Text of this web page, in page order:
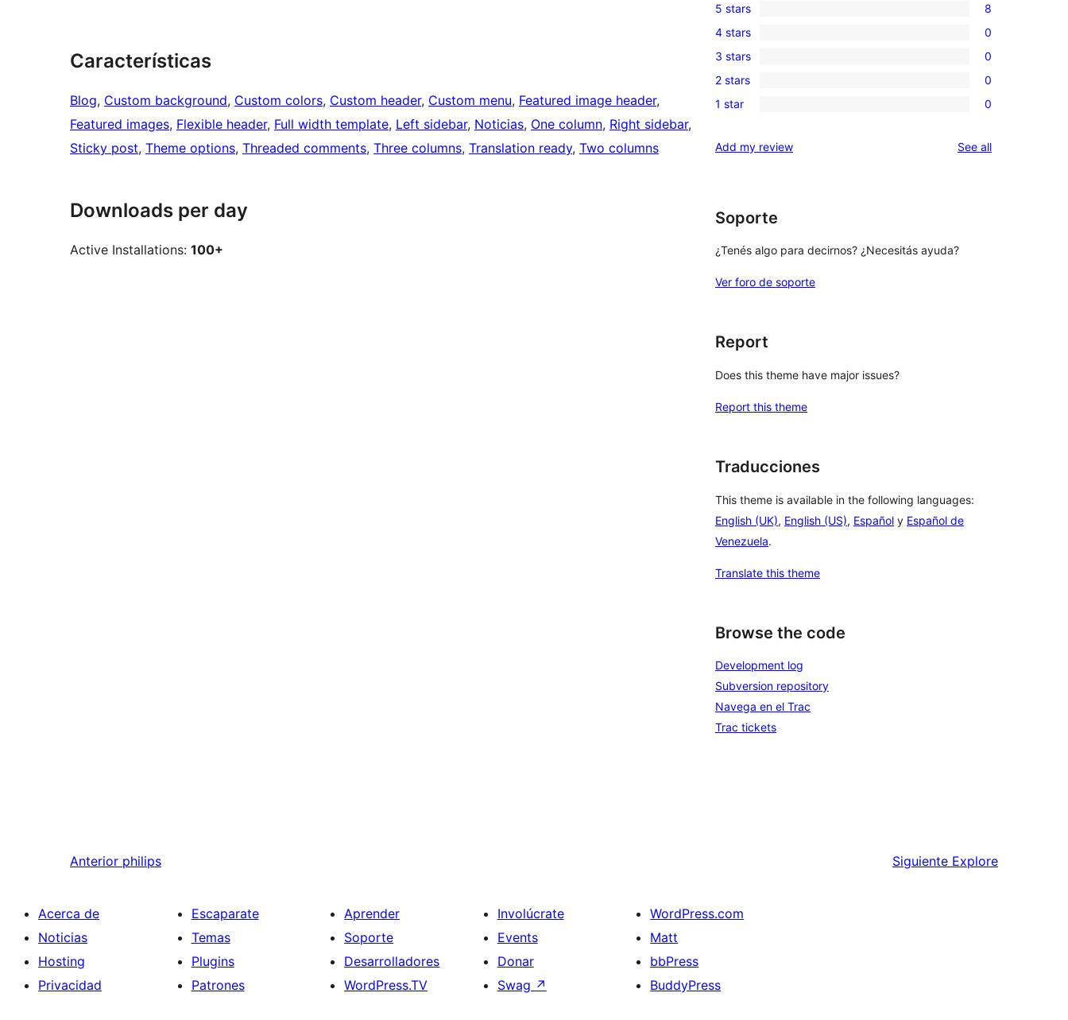
Características
Blog, Custom background, Custom colors, Custom header, Custom menu, Featured image header
Featured images, Flexible header, Full width template, Left sidebar, Noticias, One column, Right sidebar
Sticky post, Theme options, Threaded comments, Three columns, Translation ready, Two columns
Downloads per day
Active Installations: 100+
8
5-
star
reviews
5 stars 8
0
4-
star
reviews
4 stars 0
0
3-
star
3 stars 0
0
2-
reviews
2 stars 0
0
star
1 star 0
Add my review See allreviews
Soporte
¿Tenés algo para decirnos? ¿Necesitás ayuda?
Ver foro de soporte
Report
Does this theme have major issues?
Report this theme
Traducciones
This theme is available in the following languages:
English (UK), English (US), Español y Español de
Venezuela.
Translate this theme
Browse the code
Development log
Subversion repository
Navega en el Trac
Trac tickets
Anterior philips Siguiente Explore
Acerca de
Noticias
Hosting
Privacidad
Escaparate
Temas
Plugins
Patrones
Aprender
Soporte
Desarrolladores
WordPress.TV
Involúcrate
Events
Donar
Swag ↗
WordPress.com
Matt
bbPress
BuddyPress